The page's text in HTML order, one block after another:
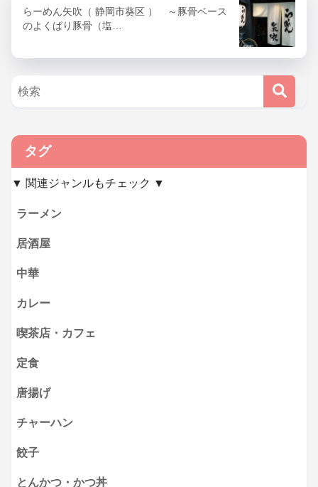
らーめん矢吹（ 静岡市葵区 ） ～豚骨ベース
のよくばり豚骨（塩…
タグ
▼ 関連ジャンルもチェック ▼
ラーメン
居酒屋
中華
カレー
喫茶店・カフェ
定食
唐揚げ
チャーハン
餃子
とんかつ・かつ丼